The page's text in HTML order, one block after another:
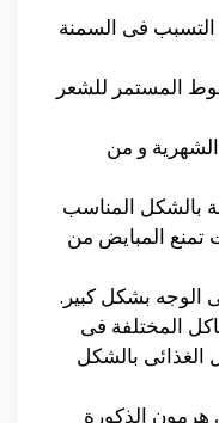
فى السمنة
المستمر للشعر
و من
بالشكل المناسب
تمنع المبايض من
الوجه بشكل كبير.
المختلفة فى
الغذائى بالشكل
الذكورة